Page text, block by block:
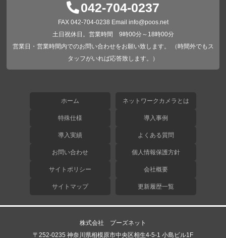
042-704-0237
FAX 042-704-0238 Email info@poos.net
土日祝休日。営業時間 9時00分～18時00分
営業日・営業時間内でのお問い合わせをお願い致します。 （時間外でもス
タッフがいれば応答致します。）
ホーム ネットワークカメラとは
特殊仕様 導入事例
導入実績 よくある質問
お問い合わせ 個人情報保護方針
サイトポリシー 会社概要
サイトマップ 更新履歴一覧
株式会社 プーズネット
〒252-0235 神奈川県相模原市中央区相生4-5-1 小島ビル1F